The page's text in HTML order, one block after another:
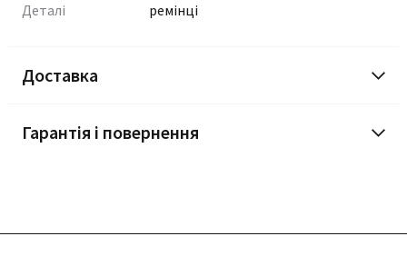
Деталі
ремінці
Доставка
Гарантія і повернення